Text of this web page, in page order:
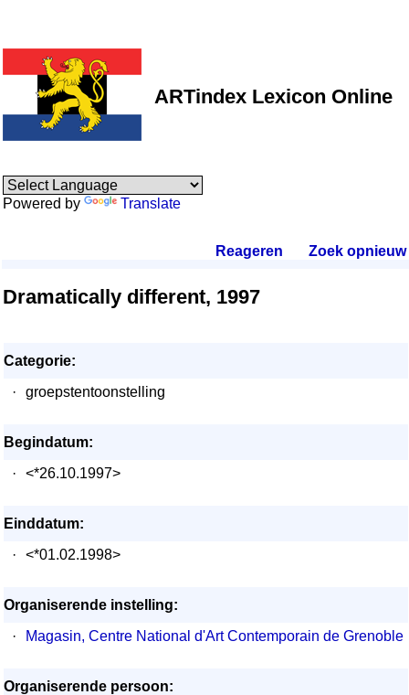
ARTindex Lexicon Online
Powered by Translate
Reageren Zoek opnieuw.
Dramatically different, 1997
Categorie:
·
groepstentoonstelling
Begindatum:
·
<*26.10.1997>
Einddatum:
·
<*01.02.1998>
Organiserende instelling:
·
Magasin, Centre National d'Art Contemporain de Grenoble
Organiserende persoon: